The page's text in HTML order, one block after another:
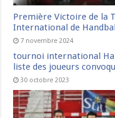
Première Victoire de la
International de
7 novembre 2024
tournoi international
liste des joueurs
30 octobre 2023